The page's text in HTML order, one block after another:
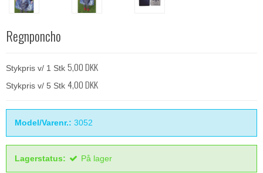
Regnponcho
Stykpris v/ 1 Stk 5,00 DKK
Stykpris v/ 5 Stk 4,00 DKK
Model/Varenr.: 3052
Lagerstatus: På lager